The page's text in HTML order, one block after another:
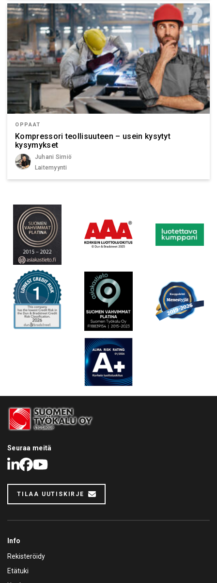
OPPAAT
Kompressori teollisuuteen – usein kysytyt
kysymykset
Juhani Sirniö
Laitemyynti
Seuraa meitä
LinkedIn
Facebook
Youtube
TILAA UUTISKIRJE
Info
Rekisteröidy
Etätuki